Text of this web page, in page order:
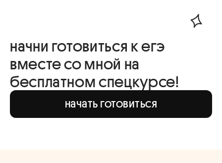
начни готовиться к егэ
вместе со мной на
бесплатном спецкурсе!
начать готовиться